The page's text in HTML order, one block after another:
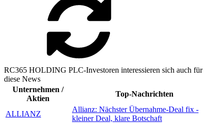
RC365 HOLDING PLC-Investoren interessieren sich auch für
diese News
Unternehmen /
Aktien
Top-Nachrichten
ALLIANZ
Allianz: Nächster Übernahme-Deal fix -
kleiner Deal, klare Botschaft